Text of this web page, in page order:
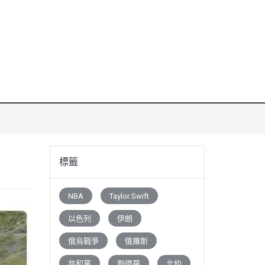
標籤
NBA Taylor Swift
以色列 伊朗
俄烏戰爭 俄羅斯